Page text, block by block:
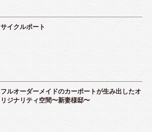
サイクルポート
フルオーダーメイドのカーポートが生み出したオ
リジナリティ空間〜新妻様邸〜